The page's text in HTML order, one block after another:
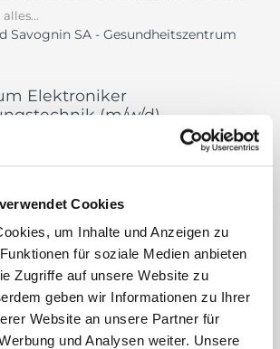
Cookies
um Inhalte und Anzeigen zu
für soziale Medien anbieten
Zugriffe auf unsere Website zu
geben wir Informationen zu Ihrer
Website an unsere Partner für
und Analysen weiter. Unsere
Savognin SA - Gesundheitszentrum
Elektroniker
(m/w/d)
Welding, Teil des weltweit führenden Stahl-
ein führendes Unternehmen der
umfangreiches Produktportfolio und...
Welding GmbH
in Tiefbau
sucht ab sofort eine/n
(m/w/d) Es handelt sich um eine